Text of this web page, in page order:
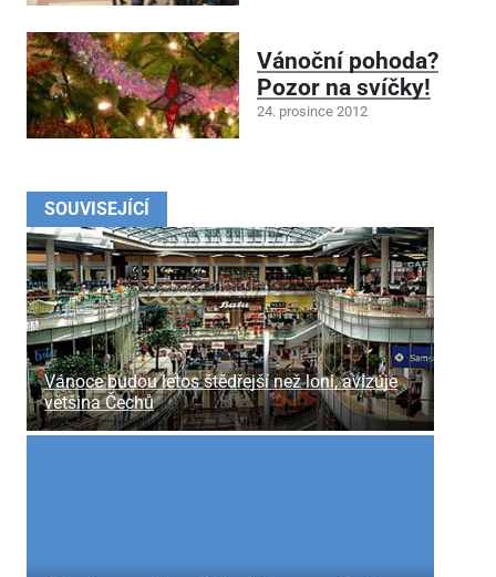
SOUVISEJÍCÍ
Vánoce budou letos štědřejší než loni, avizuje
většina Čechů
Vánoční pohoda?
Pozor na svíčky!
24. prosince 2012